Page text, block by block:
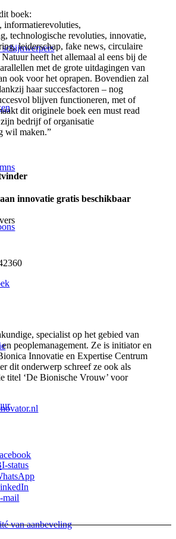
schijnwerpers
status
van aanbeveling
boek:
informatierevoluties,
technologische revoluties, innovatie,
leiderschap, fake news, circulaire
heeft het allemaal al eens bij de
met de grote uitdagingen van
ook voor het oprapen. Bovendien zal
haar succesfactoren – nog
blijven functioneren, met of
dit originele boek een must read
bedrijf of organisatie
wil maken.”
innovatie gratis beschikbaar
specialist op het gebied van
peoplemanagement. Ze is initiator en
Innovatie en Expertise Centrum
dit onderwerp schreef ze ook als
titel ‘De Bionische Vrouw’ voor
mail